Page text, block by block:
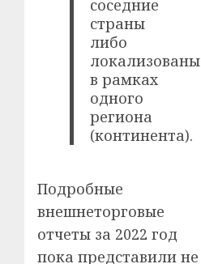
соседние
страны
либо
локализованы
в рамках
одного
региона
(континента).
Подробные
внешнеторговые
отчеты за 2022 год
пока представили не